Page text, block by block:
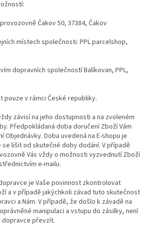
Čakov 50, 37384, Čakov
místech společnosti: PPL parcelshop,
dopravních společností Balíkovan, PPL,
pouze v rámci České republiky.
závisí na jeho dostupnosti a na zvoleném
Předpokládaná doba doručení Zboží Vám
Doba uvedená na E-shopu je
lišit od skutečné doby dodání. V případě
Vás vždy o možnosti vyzvednutí Zboží
e-mailu.
je Vaše povinnost zkontrolovat
a v případě jakýchkoli závad tuto skutečnost
a Nám. V případě, že došlo k závadě na
manipulaci a vstupu do zásilky, není
dopravce převzít.